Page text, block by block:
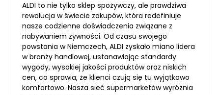
ALDI to nie tylko sklep spożywczy, ale prawdziwa
rewolucja w świecie zakupów, która redefiniuje
nasze codzienne doświadczenia związane z
nabywaniem żywności. Od czasu swojego
powstania w Niemczech, ALDI zyskało miano lidera
w branży handlowej, ustanawiając standardy
wygody, wysokiej jakości produktów oraz niskich
cen, co sprawia, że klienci czują się tu wyjątkowo
komfortowo. Nasza sieć supermarketów wyróżnia